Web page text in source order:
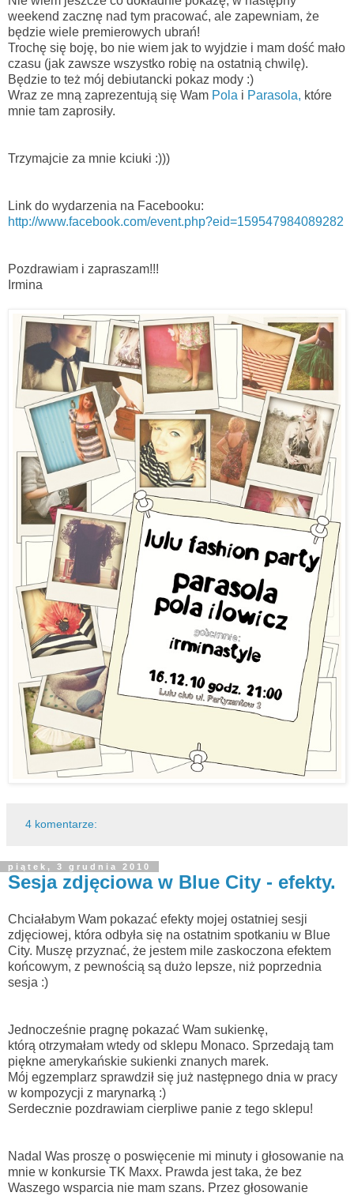
weekend zacznę nad tym pracować, ale zapewniam, że
będzie wiele premierowych ubrań!
Trochę się boję, bo nie wiem jak to wyjdzie i mam dość mało
czasu (jak zawsze wszystko robię na ostatnią chwilę).
Będzie to też mój debiutancki pokaz mody :)
Wraz ze mną zaprezentują się Wam Pola i Parasola, które
mnie tam zaprosiły.
Trzymajcie za mnie kciuki :)))
Link do wydarzenia na Facebooku:
http://www.facebook.com/event.php?eid=159547984089282
Pozdrawiam i zapraszam!!!
Irmina
4 komentarze:
piątek, 3 grudnia 2010
Sesja zdjęciowa w Blue City - efekty.
Chciałabym Wam pokazać efekty mojej ostatniej sesji
zdjęciowej, która odbyła się na ostatnim spotkaniu w Blue
City. Muszę przyznać, że jestem mile zaskoczona efektem
końcowym, z pewnością są dużo lepsze, niż poprzednia
sesja :)
Jednocześnie pragnę pokazać Wam sukienkę,
którą otrzymałam wtedy od sklepu Monaco. Sprzedają tam
piękne amerykańskie sukienki znanych marek.
Mój egzemplarz sprawdził się już następnego dnia w pracy
w kompozycji z marynarką :)
Serdecznie pozdrawiam cierpliwe panie z tego sklepu!
Nadal Was proszę o poswięcenie mi minuty i głosowanie na
mnie w konkursie TK Maxx. Prawda jest taka, że bez
Waszego wsparcia nie mam szans. Przez głosowanie